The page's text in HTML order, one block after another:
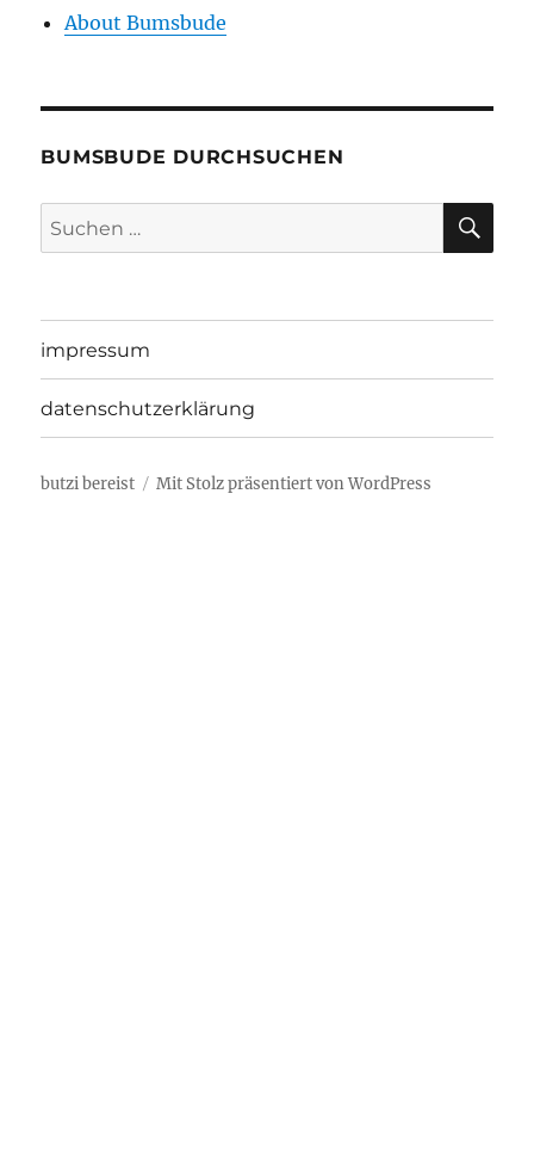
About Bumsbude
BUMSBUDE DURCHSUCHEN
Suche
nach:
impressum
datenschutzerklärung
butzi bereist Mit Stolz präsentiert von WordPress